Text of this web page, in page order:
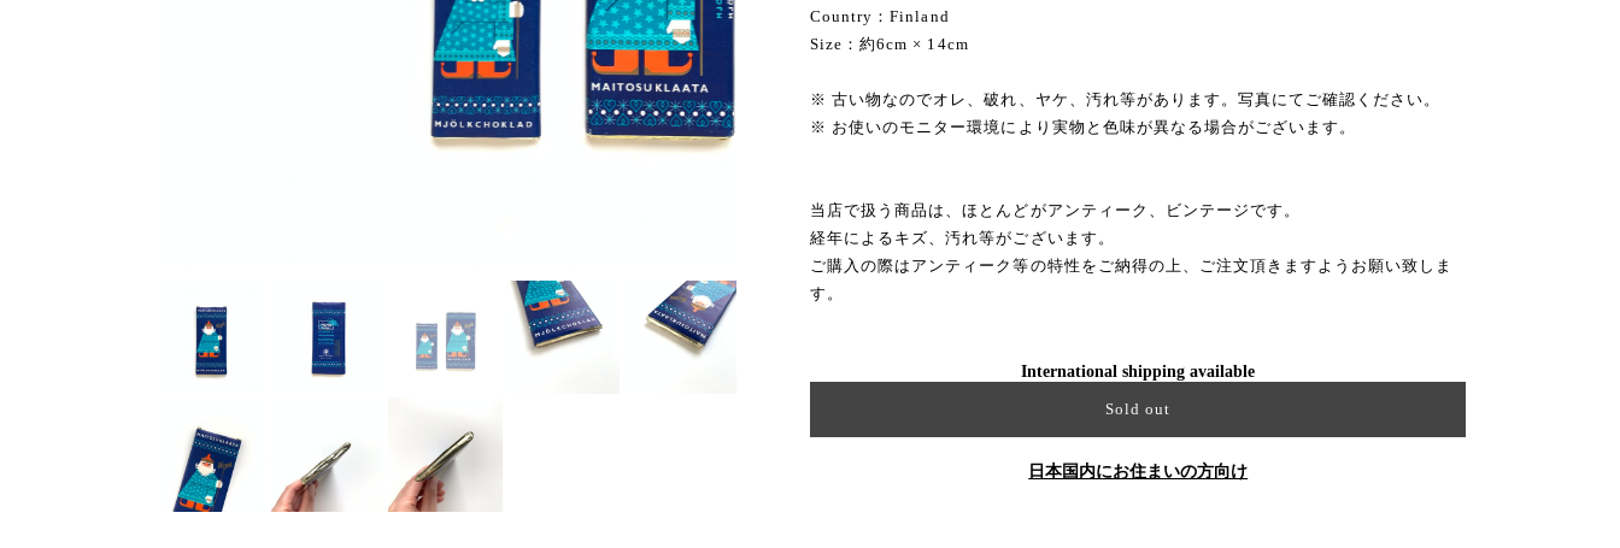
Country：Finland
Size：約6cm × 14cm
※ 古い物なのでオレ、破れ、ヤケ、汚れ等があります。写真にてご確認ください。
※ お使いのモニター環境により実物と色味が異なる場合がございます。
当店で扱う商品は、ほとんどがアンティーク、ビンテージです。
経年によるキズ、汚れ等がございます。
ご購入の際はアンティーク等の特性をご納得の上、ご注文頂きますようお願い致しま
す。
International shipping available
Sold out
日本国内にお住まいの方向け